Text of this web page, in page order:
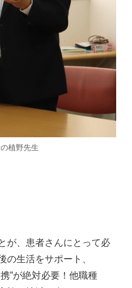
植野先生
が、患者さんにとって必
の生活をサポート、
”が絶対必要！他職種